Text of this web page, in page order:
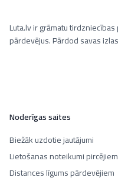
Luta.lv ir grāmatu
pārdevējus. Pārdod savas
Noderīgas saites
Biežāk uzdotie jautājumi
Lietošanas noteikumi pircējiem
Distances līgums pārdevējiem